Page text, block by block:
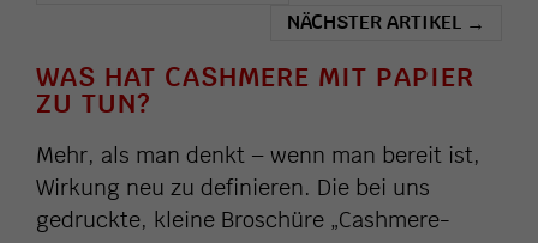
NÄCHSTER ARTIKEL →
WAS HAT CASHMERE MIT PAPIER
ZU TUN?
Mehr, als man denkt – wenn man bereit ist,
Wirkung neu zu definieren. Die bei uns
gedruckte, kleine Broschüre „Cashmere-